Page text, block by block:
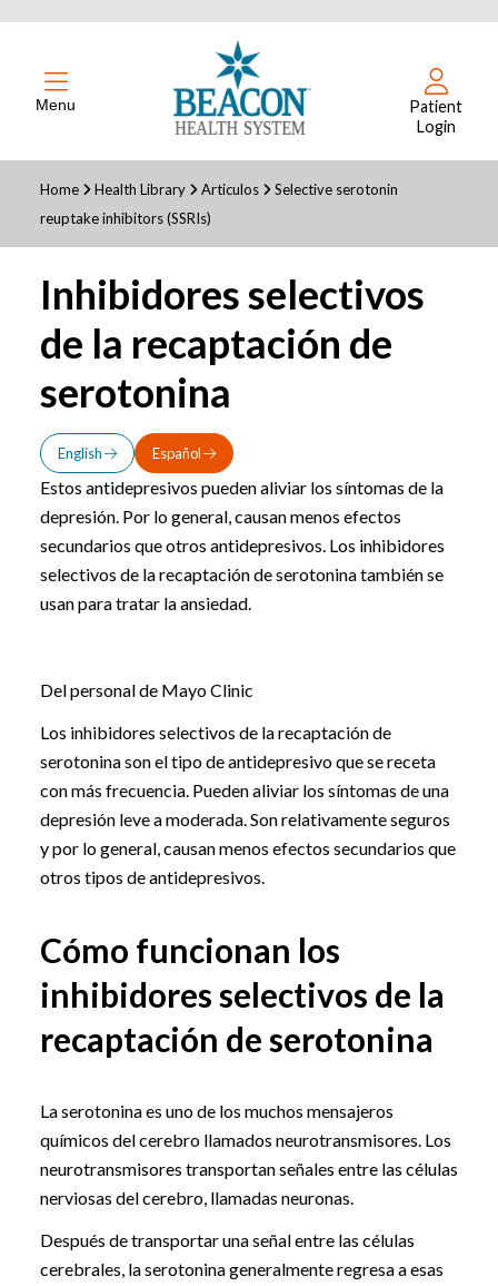
Menu
Patient
Login
Home Health Library Articulos
Selective serotonin
reuptake inhibitors (SSRIs)
Inhibidores selectivos
de la recaptación de
serotonina
English Español
Estos antidepresivos pueden aliviar los síntomas de la
depresión. Por lo general, causan menos efectos
secundarios que otros antidepresivos. Los inhibidores
selectivos de la recaptación de serotonina también se
usan para tratar la ansiedad.
Del personal de Mayo Clinic
Los inhibidores selectivos de la recaptación de
serotonina son el tipo de antidepresivo que se receta
con más frecuencia. Pueden aliviar los síntomas de una
depresión leve a moderada. Son relativamente seguros
y por lo general, causan menos efectos secundarios que
otros tipos de antidepresivos.
Cómo funcionan los
inhibidores selectivos de la
recaptación de serotonina
La serotonina es uno de los muchos mensajeros
químicos del cerebro llamados neurotransmisores. Los
neurotransmisores transportan señales entre las células
nerviosas del cerebro, llamadas neuronas.
Después de transportar una señal entre las células
cerebrales, la serotonina generalmente regresa a esas